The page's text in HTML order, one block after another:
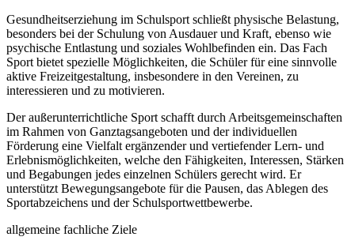
Gesundheitserziehung im Schulsport schließt physische Belastung,
besonders bei der Schulung von Ausdauer und Kraft, ebenso wie
psychische Entlastung und soziales Wohlbefinden ein. Das Fach
Sport bietet spezielle Möglichkeiten, die Schüler für eine sinnvolle
aktive Freizeitgestaltung, insbesondere in den Vereinen, zu
interessieren und zu motivieren.
Der außerunterrichtliche Sport schafft durch Arbeitsgemeinschaften
im Rahmen von Ganztagsangeboten und der individuellen
Förderung eine Vielfalt ergänzender und vertiefender Lern- und
Erlebnismöglichkeiten, welche den Fähigkeiten, Interessen, Stärken
und Begabungen jedes einzelnen Schülers gerecht wird. Er
unterstützt Bewegungsangebote für die Pausen, das Ablegen des
Sportabzeichens und der Schulsportwettbewerbe.
allgemeine fachliche Ziele